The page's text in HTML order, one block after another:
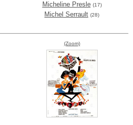
Micheline Presle (17)
Michel Serrault (28)
(Zoom)